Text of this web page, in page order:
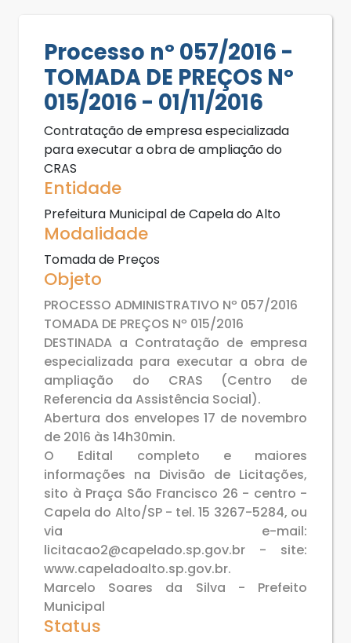
Processo nº 057/2016 -
TOMADA DE PREÇOS Nº
015/2016 - 01/11/2016
Contratação de empresa especializada
para executar a obra de ampliação do
CRAS
Entidade
Prefeitura Municipal de Capela do Alto
Modalidade
Tomada de Preços
Objeto
PROCESSO ADMINISTRATIVO Nº 057/2016
TOMADA DE PREÇOS Nº 015/2016
DESTINADA a Contratação de empresa
especializada para executar a obra de
ampliação do CRAS (Centro de
Referencia da Assistência Social).
Abertura dos envelopes 17 de novembro
de 2016 às 14h30min.
O Edital completo e maiores
informações na Divisão de Licitações,
sito à Praça São Francisco 26 - centro -
Capela do Alto/SP - tel. 15 3267-5284, ou
via e-mail:
licitacao2@capelado.sp.gov.br - site:
www.capeladoalto.sp.gov.br.
Marcelo Soares da Silva - Prefeito
Municipal
Status